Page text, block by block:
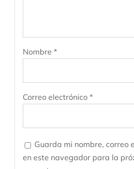
Nombre *
Correo electrónico *
Guarda mi nombre, correo
en este navegador para la